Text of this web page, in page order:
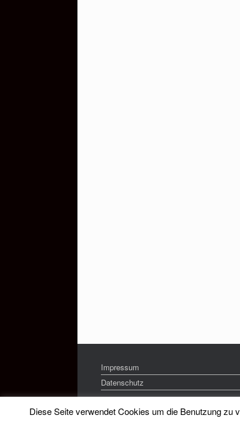
Impressum
Datenschutz
Diese Seite verwendet Cookies um die Benutzung zu